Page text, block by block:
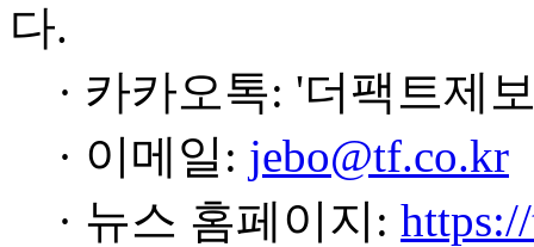
다.
· 카카오톡: '더팩트제
· 이메일: jebo@tf.co.kr
· 뉴스 홈페이지: